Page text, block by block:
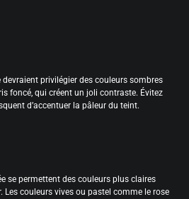
devraient privilégier des couleurs sombres
foncé, qui créent un joli contraste. Évitez
d’accentuer la pâleur du teint.
se permettent des couleurs plus claires
Les couleurs vives ou pastel comme le rose